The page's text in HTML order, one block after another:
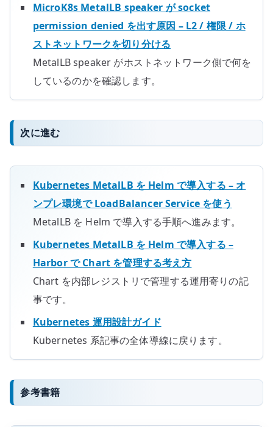
MicroK8s MetalLB speaker が socket
permission denied を出す原因 – L2 / 権限 / ホ
ストネットワークを切り分ける
MetalLB speaker がホストネットワーク側で何を
しているのかを確認します。
次に進む
Kubernetes MetalLB を Helm で導入する – オ
ンプレ環境で LoadBalancer Service を使う
MetalLB を Helm で導入する手順へ進みます。
Kubernetes MetalLB を Helm で導入する –
Harbor で Chart を管理する考え方
Chart を内部レジストリで管理する運用寄りの記
事です。
Kubernetes 運用設計ガイド
Kubernetes 系記事の全体導線に戻ります。
参考書籍